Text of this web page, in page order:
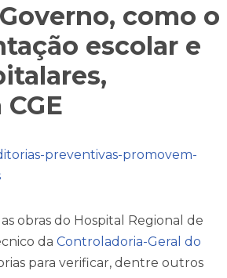
como o
escolar e
preventivas-promovem-
obras do Hospital Regional de
da Controladoria-Geral do
para verificar, dentre outros